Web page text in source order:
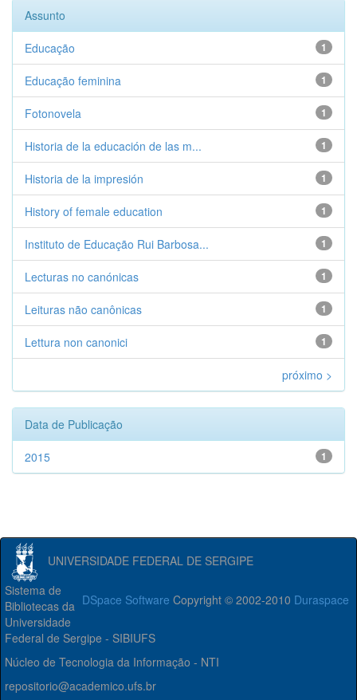
Assunto
1
Educação
1
Educação feminina
1
Fotonovela
1
Historia de la educación de las m...
1
Historia de la impresión
1
History of female education
1
Instituto de Educação Rui Barbosa...
1
Lecturas no canónicas
1
Leituras não canônicas
1
Lettura non canonici
próximo >
Data de Publicação
1
2015
UNIVERSIDADE FEDERAL DE SERGIPE
DSpace Software Copyright © 2002-2010 Duraspace
Sistema de
Bibliotecas da
Universidade
Federal de Sergipe - SIBIUFS
Núcleo de Tecnologia da Informação - NTI
repositorio@academico.ufs.br